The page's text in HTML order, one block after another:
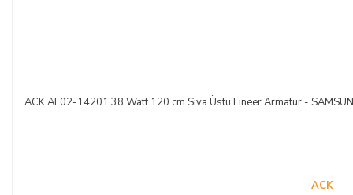
ACK AL02-14201 38 Watt 120 cm Sıva Üstü Lineer Armatür -
ACK